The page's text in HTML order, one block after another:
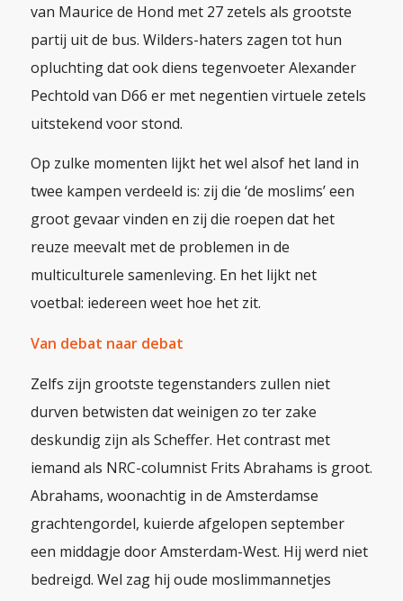
van Maurice de Hond met 27 zetels als grootste
partij uit de bus. Wilders-haters zagen tot hun
opluchting dat ook diens tegenvoeter Alexander
Pechtold van D66 er met negentien virtuele zetels
uitstekend voor stond.
Op zulke momenten lijkt het wel alsof het land in
twee kampen verdeeld is: zij die ‘de moslims’ een
groot gevaar vinden en zij die roepen dat het
reuze meevalt met de problemen in de
multiculturele samenleving. En het lijkt net
voetbal: iedereen weet hoe het zit.
Van debat naar debat
Zelfs zijn grootste tegenstanders zullen niet
durven betwisten dat weinigen zo ter zake
deskundig zijn als Scheffer. Het contrast met
iemand als NRC-columnist Frits Abrahams is groot.
Abrahams, woonachtig in de Amsterdamse
grachtengordel, kuierde afgelopen september
een middagje door Amsterdam-West. Hij werd niet
bedreigd. Wel zag hij oude moslimmannetjes